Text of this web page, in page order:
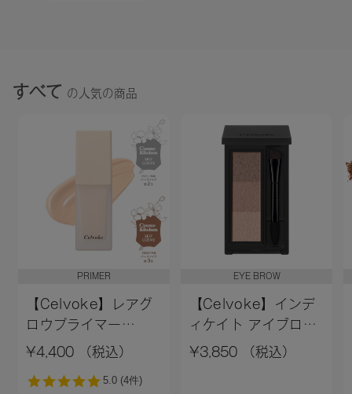
すべて の人気の商品
PRIMER
【Celvoke】レアグ
ロウプライマー
［01,02］＜新色追加
¥4,400 （税込）
EYE BROW
【Celvoke】インデ
ィケイト アイブロウ
パウダー 13＜2026
¥3,850 （税込）